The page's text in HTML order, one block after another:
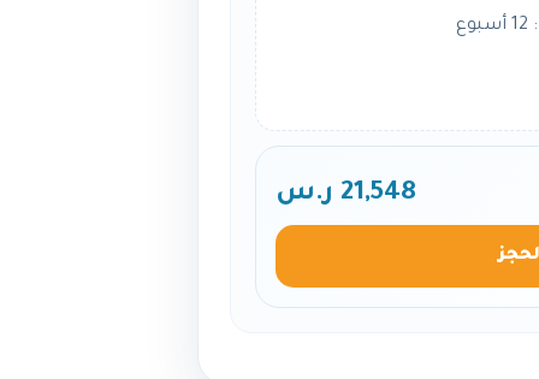
21,548 ر.س